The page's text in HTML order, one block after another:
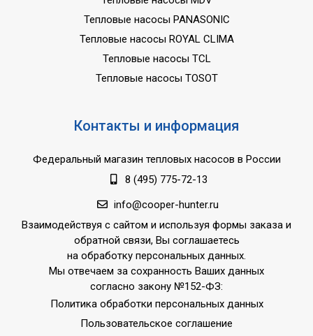
Тепловые насосы PANASONIC
Тепловые насосы ROYAL CLIMA
Тепловые насосы TCL
Тепловые насосы TOSOT
Контакты и информация
Федеральный магазин тепловых насосов в России
8 (495) 775-72-13
info@cooper-hunter.ru
Взаимодействуя с сайтом и используя формы заказа и
обратной связи, Вы соглашаетесь
на обработку персональных данных.
Мы отвечаем за сохранность Ваших данных
согласно закону №152-ФЗ:
Политика обработки персональных данных
Пользовательское соглашение